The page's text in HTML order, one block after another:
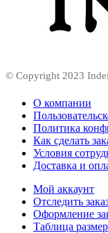
© Copyright 2023
О компании
Политика
Как сделать
Условия
Доставка и
Мой аккаунт
Отследить
Оформление
Таблица